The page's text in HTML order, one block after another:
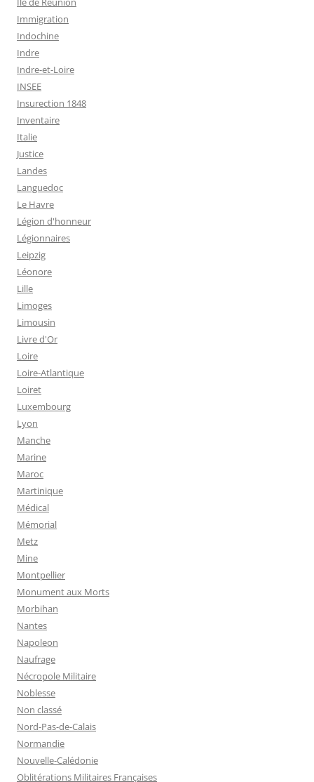
Immigration
Indochine
Indre
Indre-et-Loire
INSEE
Insurection 1848
Inventaire
Italie
Justice
Landes
Languedoc
Le Havre
Légion d'honneur
Légionnaires
Leipzig
Léonore
Lille
Limoges
Limousin
Livre d'Or
Loire
Loire-Atlantique
Loiret
Luxembourg
Lyon
Manche
Marine
Maroc
Martinique
Médical
Mémorial
Metz
Mine
Montpellier
Monument aux Morts
Morbihan
Nantes
Napoleon
Naufrage
Nécropole Militaire
Noblesse
Non classé
Nord-Pas-de-Calais
Normandie
Nouvelle-Calédonie
Oblitérations Militaires Françaises